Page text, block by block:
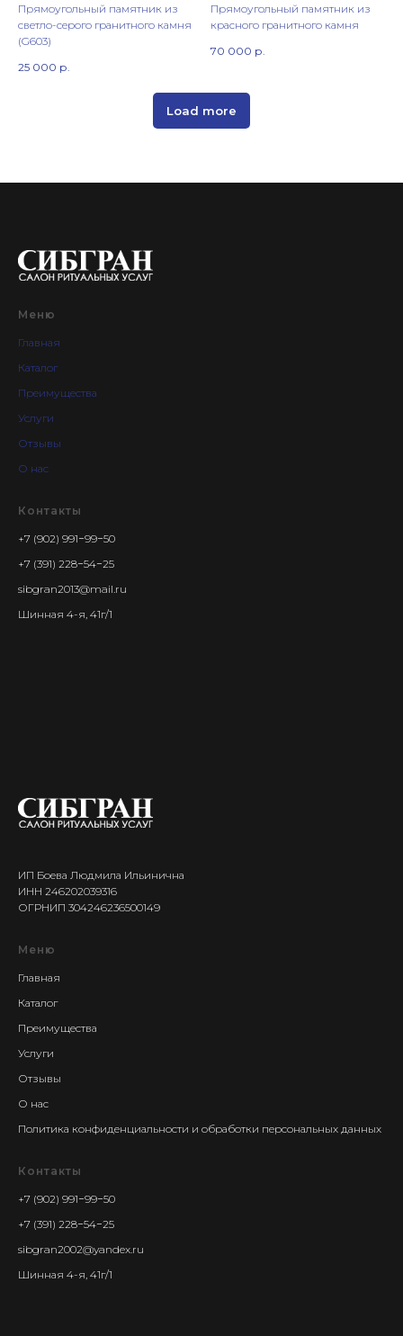
Прямоугольный памятник из
светло-серого гранитного камня
(G603)
25 000 р.
Прямоугольный памятник из
красного гранитного камня
70 000 р.
Load more
Меню
Главная
Каталог
Преимущества
Услуги
Отзывы
О нас
Контакты
+7 (902) 991−99−50
+7 (391) 228−54−25
sibgran2013@mail.ru
Шинная 4-я, 41г/1
ИП Боева Людмила Ильинична
ИНН 246202039316
ОГРНИП 304246236500149
Меню
Главная
Каталог
Преимущества
Услуги
Отзывы
О нас
Политика конфиденциальности и обработки персональных данных
Контакты
+7 (902) 991−99−50
+7 (391) 228−54−25
sibgran2002@yandex.ru
Шинная 4-я, 41г/1